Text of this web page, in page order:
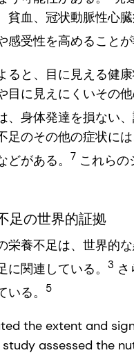
貧血、冠状動脈性心
受性を高めることが
ると、目に見える健
目に見えにくいその
、身体発達を損ない
足のその他の症状に
がある。
7 これら
足の世界的証拠
栄養不足は、世界的
関連している。 3 さ
る。
5
the extent and
assessed the